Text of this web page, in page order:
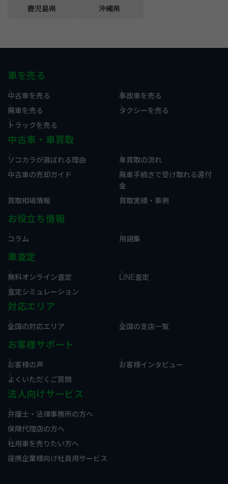
鹿児島県 沖縄県
車を売る
中古車を売る
事故車を売る
廃車を売る
タクシーを売る
トラックを売る
中古車・車買取
ソコカラが選ばれる理由
車買取の流れ
中古車の売却ガイド
廃車手続きで受け取れる還付
金
買取相場情報
買取実績・事例
お役立ち情報
コラム 用語集
車査定
無料オンライン査定
LINE査定
査定シミュレーション
対応エリア
全国の対応エリア 全国の支店一覧
お客様サポート
お客様の声
お客様インタビュー
よくいただくご質問
法人向けサービス
弁護士・法律事務所の方へ
保険代理店の方へ
社用車を売りたい方へ
提携企業様向け社員用サービス